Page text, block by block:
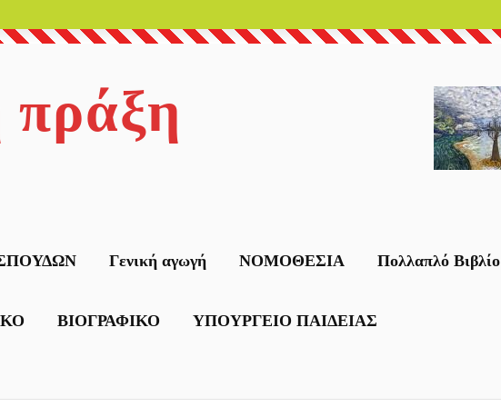
Γενική αγωγή ΝΟΜΟΘΕΣΙΑ Πολλαπλό Βιβλίο
ΒΙΟΓΡΑΦΙΚΟ ΥΠΟΥΡΓΕΙΟ ΠΑΙΔΕΙΑΣ